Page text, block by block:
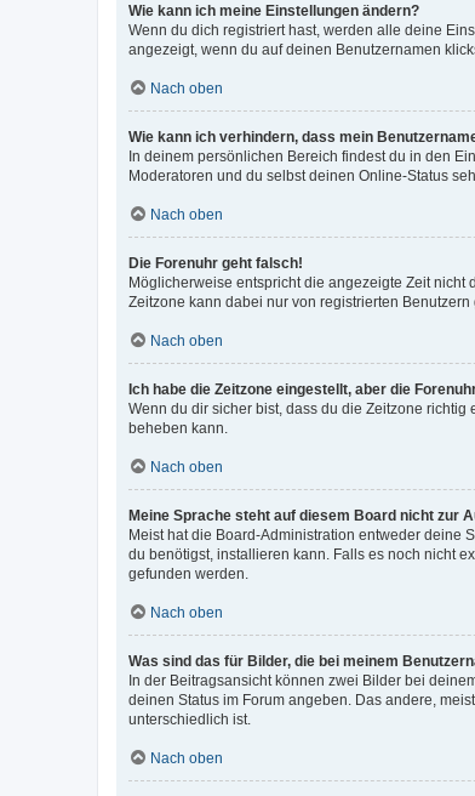
Wie kann ich meine Einstellungen ändern?
Wenn du dich registriert hast, werden alle deine
angezeigt, wenn du auf deinen Benutzernamen
Nach oben
Wie kann ich verhindern, dass mein
In deinem persönlichen Bereich findest du in den
Moderatoren und du selbst deinen Online-Status
Nach oben
Die Forenuhr geht falsch!
Möglicherweise entspricht die angezeigte Zeit nicht
Zeitzone kann dabei nur von registrierten
Nach oben
Ich habe die Zeitzone eingestellt, aber die
Wenn du dir sicher bist, dass du die Zeitzone
beheben kann.
Nach oben
Meine Sprache steht auf diesem Board nicht zur
Meist hat die Board-Administration entweder deine
du benötigst, installieren kann. Falls es noch nicht
gefunden werden.
Nach oben
Was sind das für Bilder, die bei meinem
In der Beitragsansicht können zwei Bilder bei
deinen Status im Forum angeben. Das andere,
unterschiedlich ist.
Nach oben